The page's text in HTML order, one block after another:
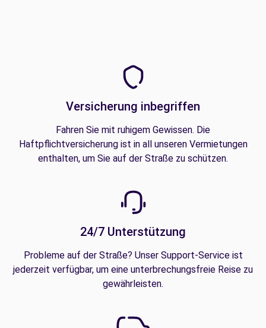
Versicherung inbegriffen
Fahren Sie mit ruhigem Gewissen. Die
Haftpflichtversicherung ist in all unseren Vermietungen
enthalten, um Sie auf der Straße zu schützen.
24/7 Unterstützung
Probleme auf der Straße? Unser Support-Service ist
jederzeit verfügbar, um eine unterbrechungsfreie Reise zu
gewährleisten.